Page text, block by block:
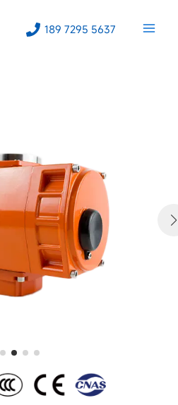
189 7295 5637